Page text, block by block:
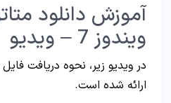
ویندوز 7 – ویدیو
در ویدیو زیر، نحوه دریافت فایل
ارائه شده است.